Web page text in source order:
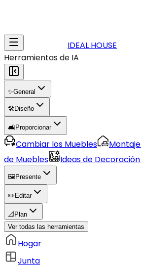
IDEAL HOUSE
Herramientas de IA
✨General
🛠️Diseño
🛋️Proporcionar
Cambiar los Muebles
de Muebles
Ideas de
🖼️ Presente
✏️ Editar
📐 Plan
Ver todas las herramientas
Hogar
Junta